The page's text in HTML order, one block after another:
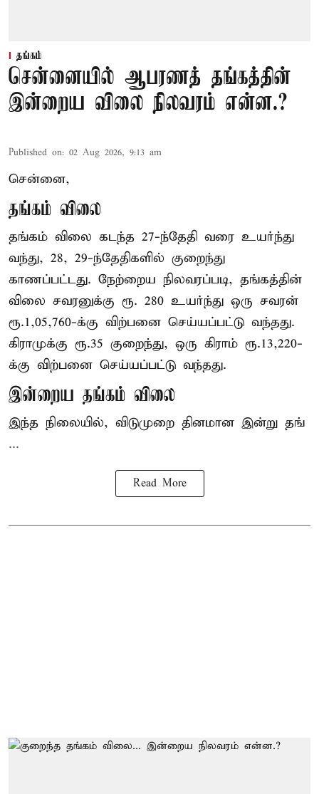
தங்கம்
சென்னையில் ஆபரணத் தங்கத்தின்
இன்றைய விலை நிலவரம் என்ன.?
Published on: 02 Aug 2026, 9:13 am
சென்னை,
தங்கம் விலை
தங்கம் விலை கடந்த 27-ந்தேதி வரை உயர்ந்து
வந்து, 28, 29-ந்தேதிகளில் குறைந்து
காணப்பட்டது. நேற்றைய நிலவரப்படி, தங்கத்தின்
விலை சவரனுக்கு ரூ. 280 உயர்ந்து ஒரு சவரன்
ரூ.1,05,760-க்கு விற்பனை செய்யப்பட்டு வந்தது.
கிராமுக்கு ரூ.35 குறைந்து, ஒரு கிராம் ரூ.13,220-
க்கு விற்பனை செய்யப்பட்டு வந்தது.
இன்றைய தங்கம் விலை
இந்த நிலையில், விடுமுறை தினமான இன்று தங்
...
Read More